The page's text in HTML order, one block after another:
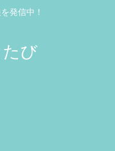
発信中！
び